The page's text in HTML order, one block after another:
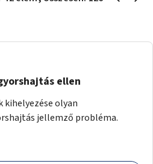
ellen
kihelyezése olyan
jellemző probléma.